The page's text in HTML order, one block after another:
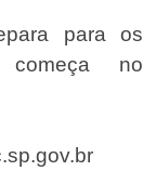
para os
no